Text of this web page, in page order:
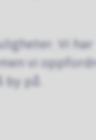
Vi har
vi
på.